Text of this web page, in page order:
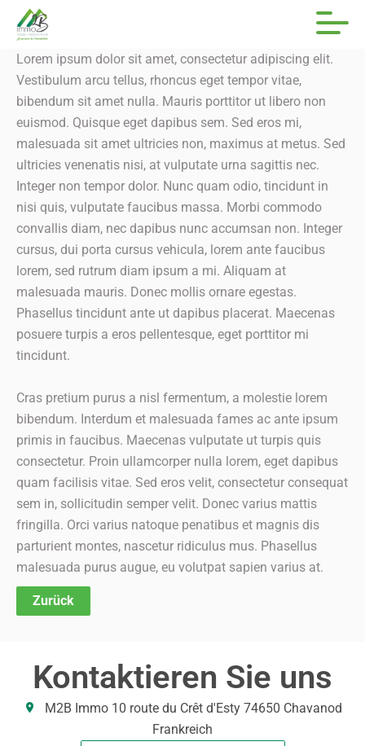
Lorem ipsum dolor sit amet, consectetur adipiscing elit.
Vestibulum arcu tellus, rhoncus eget tempor vitae,
bibendum sit amet nulla. Mauris porttitor ut libero non
euismod. Quisque eget dapibus sem. Sed eros mi,
malesuada sit amet ultricies non, maximus at metus. Sed
ultricies venenatis nisi, at vulputate urna sagittis nec.
Integer non tempor dolor. Nunc quam odio, tincidunt in
nisi quis, vulputate faucibus massa. Morbi commodo
convallis diam, nec dapibus nunc accumsan non. Integer
cursus, dui porta cursus vehicula, lorem ante faucibus
lorem, sed rutrum diam ipsum a mi. Aliquam at
malesuada mauris. Donec mollis ornare egestas.
Phasellus tincidunt ante ut dapibus placerat. Maecenas
posuere turpis a eros pellentesque, eget porttitor mi
tincidunt.
Cras pretium purus a nisl fermentum, a molestie lorem
bibendum. Interdum et malesuada fames ac ante ipsum
primis in faucibus. Maecenas vulputate ut turpis quis
consectetur. Proin ullamcorper nulla lorem, eget dapibus
quam facilisis vitae. Sed eros velit, consectetur consequat
sem in, sollicitudin semper velit. Donec varius mattis
fringilla. Orci varius natoque penatibus et magnis dis
parturient montes, nascetur ridiculus mus. Phasellus
malesuada purus augue, eu volutpat sapien varius at.
Zurück
Kontaktieren Sie uns
M2B Immo10 route du Crêt d'Esty 74650 Chavanod
Frankreich